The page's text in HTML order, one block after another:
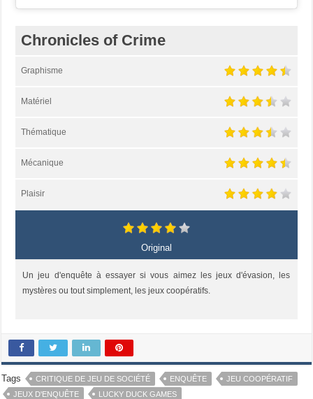
Chronicles of Crime
Graphisme
Matériel
Thématique
Mécanique
Plaisir
Original
Un jeu d'enquête à essayer si vous aimez les jeux d'évasion, les
mystères ou tout simplement, les jeux coopératifs.
Tags CRITIQUE DE JEU DE SOCIÉTÉ ENQUÊTE
JEU COOPÉRATIF
JEUX D'ENQUÊTE
LUCKY DUCK GAMES